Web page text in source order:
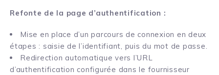
Refonte de la page d’authentification :
Mise en place d’un parcours de connexion en deux
étapes : saisie de l’identifiant, puis du mot de passe.
Redirection automatique vers l’URL
d’authentification configurée dans le fournisseur